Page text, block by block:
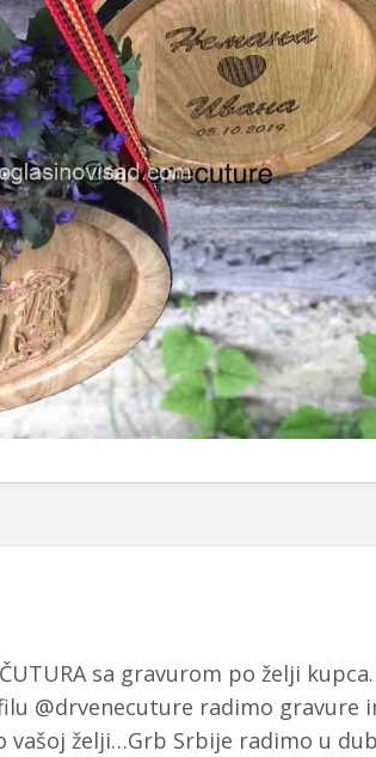
sa gravurom po želji
@drvenecuture radimo gravure
želji…Grb Srbije radimo u